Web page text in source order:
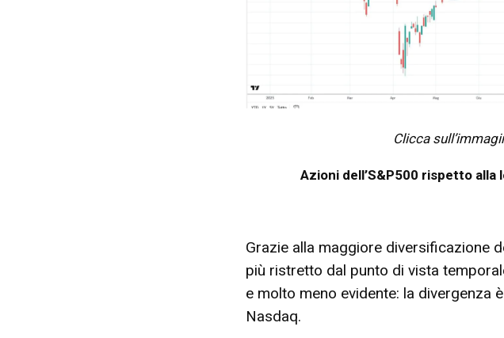
Clicca
Azioni dell’S&P500 rispetto alla
Grazie alla maggiore diversificazione
più ristretto dal punto di vista
e molto meno evidente: la divergenza
Nasdaq.